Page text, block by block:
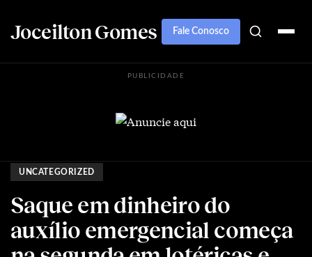
Joceilton Gomes Fale Conosco
PUBLICIDADE
UNCATEGORIZED
Saque em dinheiro do
auxílio emergencial começa